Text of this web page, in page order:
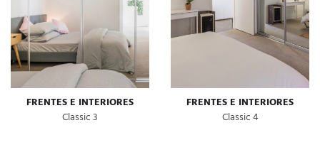
FRENTES E INTERIORES
Classic 3
FRENTES E INTERIORES
Classic 4